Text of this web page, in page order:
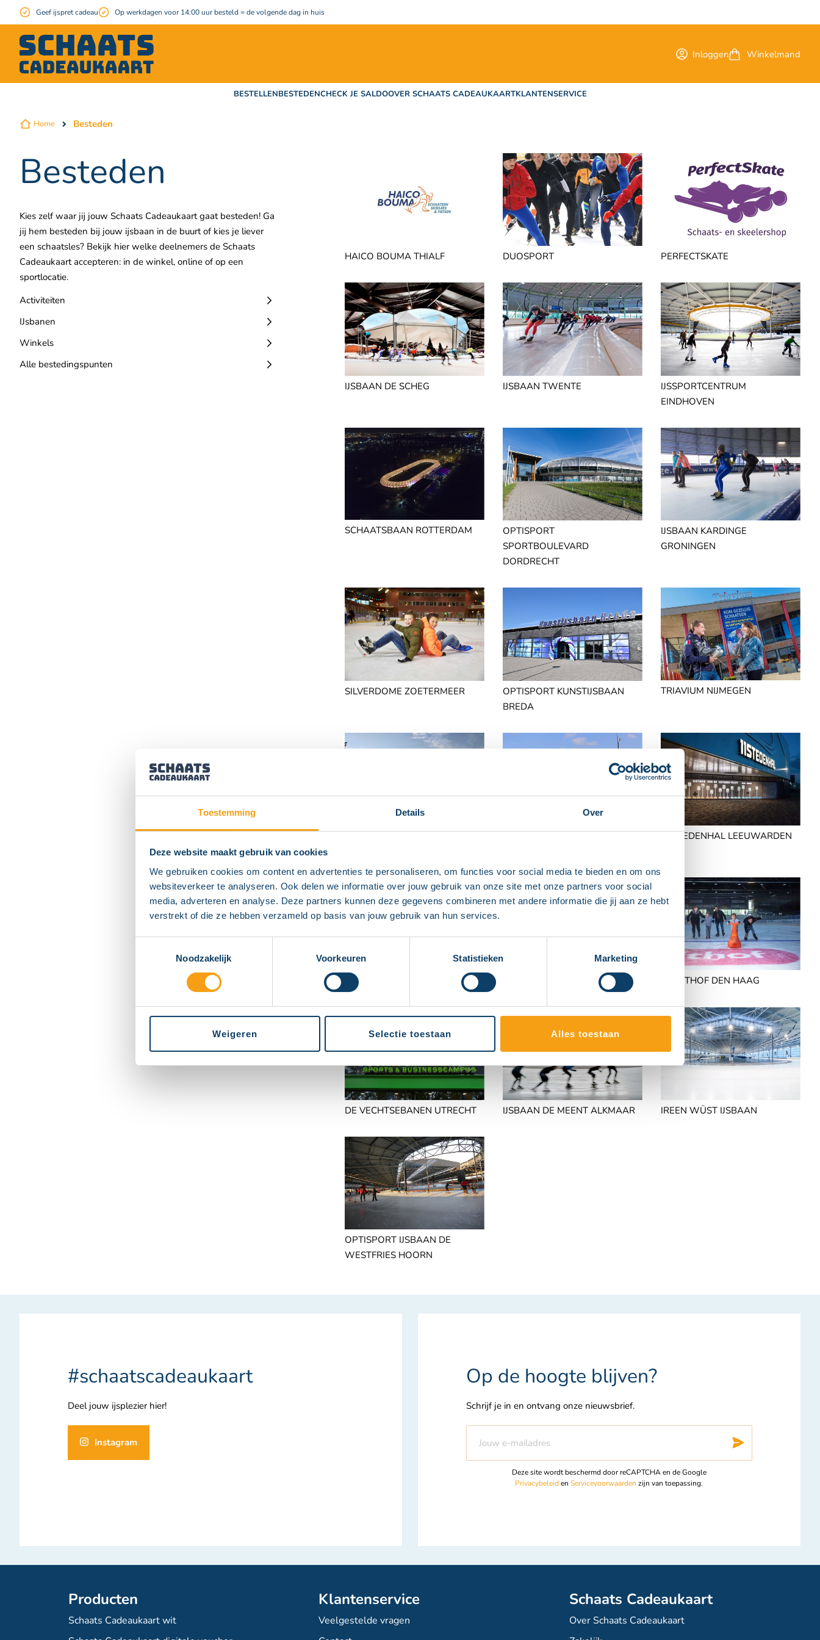
Toestemming Details Over
Deze website maakt gebruik van cookies
We gebruiken cookies om content en advertenties te personaliseren, om functies voor social media te bieden en om ons
websiteverkeer te analyseren. Ook delen we informatie over jouw gebruik van onze site met onze partners voor social
media, adverteren en analyse. Deze partners kunnen deze gegevens combineren met andere informatie die jij aan ze hebt
verstrekt of die ze hebben verzameld op basis van jouw gebruik van hun services.
Noodzakelijk
Voorkeuren Statistieken Marketing
Weigeren Selectie toestaan Alles toestaan
Geef ijspret cadeau Op werkdagen voor 14:00 uur besteld = de volgende dag in huis
Inloggen Winkelmand
BESTELLENBESTEDENCHECK JE SALDOOVER SCHAATS CADEAUKAARTKLANTENSERVICE
Home Besteden
Besteden
Kies zelf waar jij jouw Schaats Cadeaukaart gaat besteden! Ga
jij hem besteden bij jouw ijsbaan in de buurt of kies je liever
een schaatsles? Bekijk hier welke deelnemers de Schaats
Cadeaukaart accepteren: in de winkel, online of op een
sportlocatie.
Activiteiten
IJsbanen
Winkels
Alle bestedingspunten
HAICO BOUMA THIALF DUOSPORT PERFECTSKATE
IJSBAAN DE SCHEG IJSBAAN TWENTE
IJSSPORTCENTRUM
EINDHOVEN
SCHAATSBAAN ROTTERDAM
OPTISPORT
SPORTBOULEVARD
DORDRECHT
IJSBAAN KARDINGE
GRONINGEN
SILVERDOME ZOETERMEER
OPTISPORT KUNSTIJSBAAN
BREDA
TRIAVIUM NIJMEGEN
11STEDENHAL LEEUWARDEN
THIALF HEERENVEEN DE IJSBAAN HAARLEM DE UITHOF DEN HAAG
DE VECHTSEBANEN UTRECHT IJSBAAN DE MEENT ALKMAAR IREEN WÜST IJSBAAN
OPTISPORT IJSBAAN DE
WESTFRIES HOORN
#schaatscadeaukaart
Deel jouw ijsplezier hier!
Instagram
Op de hoogte blijven?
Schrijf je in en ontvang onze nieuwsbrief.
op
Deze site wordt beschermd door reCAPTCHA en de Google
Privacybeleid enServicevoorwaarden zijn van toepassing.
Producten
Schaats Cadeaukaart wit
Klantenservice
Veelgestelde vragen
Schaats Cadeaukaart
Over Schaats Cadeaukaart